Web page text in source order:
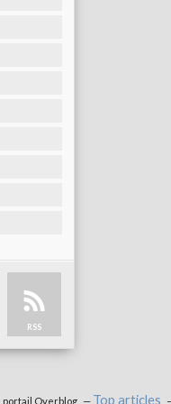
RSS
Overblog Top articles